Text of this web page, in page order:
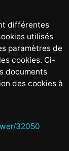
différentes
utilisés
paramètres de
cookies. Ci-
documents
des cookies à
32050